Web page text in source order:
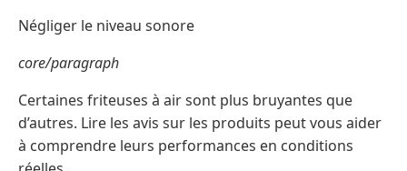
Négliger le niveau sonore
core/paragraph
Certaines friteuses à air sont plus bruyantes que
d’autres. Lire les avis sur les produits peut vous aider
à comprendre leurs performances en conditions